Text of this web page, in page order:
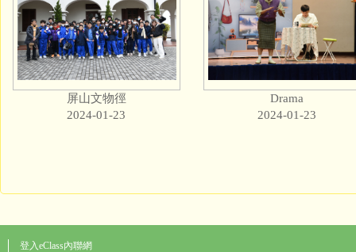
屏山文物徑
2024-01-23
Drama
2024-01-23
登入eClass內聯網